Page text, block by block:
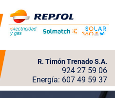
R. Timón Trenado S.A.
924 27 59 06
Energía: 607 49 59 37